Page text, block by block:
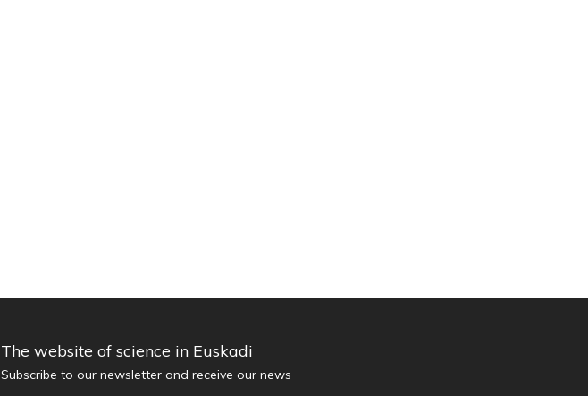
The website of science in Euskadi
Subscribe to our newsletter and receive our news